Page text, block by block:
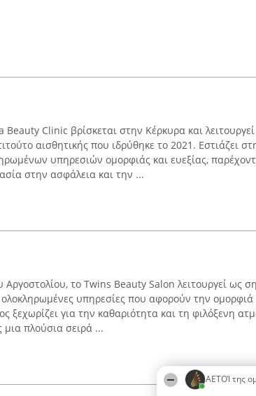
ΑΕΤΟΊ της
Clinic βρίσκεται στην Κέρκυρα και
αισθητικής που ιδρύθηκε το 2021. Εστιάζει
υπηρεσιών ομορφιάς και ευεξίας,
στην ασφάλεια και την ...
Αργοστολίου, το Twins Beauty Salon λειτουργεί ως
υπηρεσίες που αφορούν την ομορφιά
ξεχωρίζει για την καθαριότητα και τη φιλόξενη
πλούσια σειρά ...